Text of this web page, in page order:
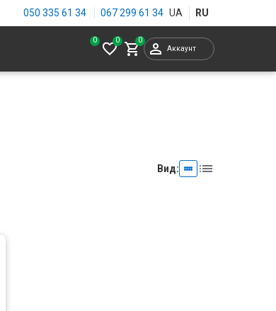
050 335 61 34 067 299 61 34
0
Аккаунт
Вид: